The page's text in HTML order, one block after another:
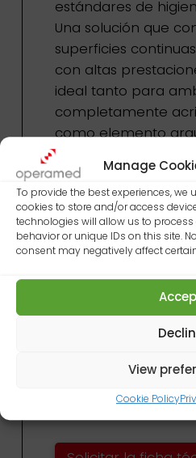
Manage
To provide the best experiences, we
cookies to store and/or access
technologies will allow us to
behavior or unique IDs on this site.
consent may negatively affect
View
Cookie Policy
estándares de
Una solución que
superficies
con altas
ideal tanto para
completamente
como elemento
integrado en
acabados.
Plus del sistema
Características
Opciones de
Aplicaciones típicas